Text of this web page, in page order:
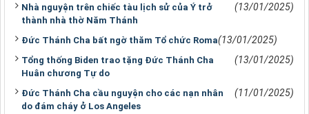
Nhà nguyện trên chiếc tàu lịch sử của Ý trở
thành nhà thờ Năm Thánh
(13/01/2025)
Đức Thánh Cha bất ngờ thăm Tổ chức Roma(13/01/2025)
Tổng thống Biden trao tặng Đức Thánh Cha
Huân chương Tự do
(13/01/2025)
Đức Thánh Cha cầu nguyện cho các nạn nhân
do đám cháy ở Los Angeles
(11/01/2025)